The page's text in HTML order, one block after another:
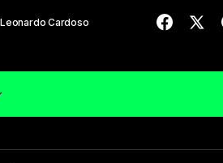
Leonardo Cardoso